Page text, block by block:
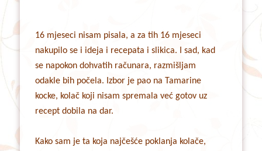
16 mjeseci nisam pisala, a za tih 16 mjeseci
nakupilo se i ideja i recepata i slikica. I sad, kad
se napokon dohvatih računara, razmišljam
odakle bih počela. Izbor je pao na Tamarine
kocke, kolač koji nisam spremala već gotov uz
recept dobila na dar.
Kako sam je ta koja najčešće poklanja kolače,